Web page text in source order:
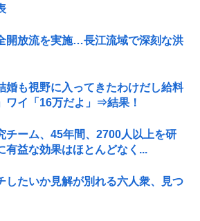
開放流を実施…長江流域で深刻な洪
婚も視野に入ってきたわけだし給料
ワイ「16万だよ」⇒結果！
チーム、45年間、2700人以上を研
有益な効果はほとんどなく...
したいか見解が別れる六人衆、見つ